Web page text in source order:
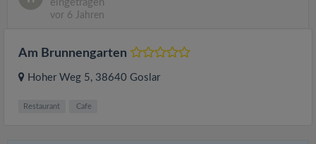
eingetragen
vor 6 Jahren
Am Brunnengarten
Hoher Weg 5, 38640 Goslar
Restaurant Cafe